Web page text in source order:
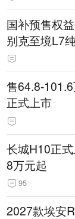
国补预售权
别克至境L7
售64.8-
正式上市
长城H10正
8万元起
95
2027款埃安